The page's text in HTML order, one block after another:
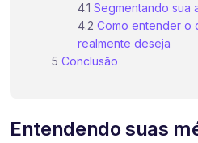
Segmentando sua
Como entender o
realmente deseja
Conclusão
Entendendo suas